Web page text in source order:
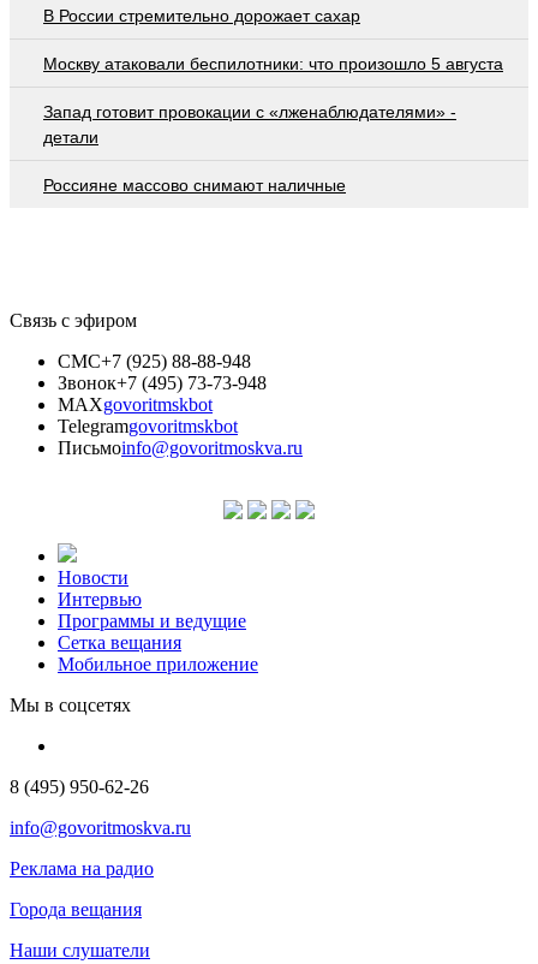
В России стремительно дорожает сахар
Москву атаковали беспилотники: что произошло 5 августа
Запад готовит провокации с «лженаблюдателями» -
детали
Россияне массово снимают наличные
Связь с эфиром
СМС+7 (925) 88-88-948
Звонок+7 (495) 73-73-948
MAXgovoritmskbot
Telegramgovoritmskbot
Письмоinfo@govoritmoskva.ru
Новости
Интервью
Программы и ведущие
Сетка вещания
Мобильное приложение
Мы в соцсетях
8 (495) 950-62-26
info@govoritmoskva.ru
Реклама на радио
Города вещания
Наши слушатели